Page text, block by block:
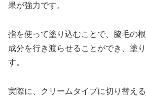
果が強力です。
指を使って塗り込むことで、脇毛の
成分を行き渡らせることができ、塗
す。
実際に、クリームタイプに切り替え